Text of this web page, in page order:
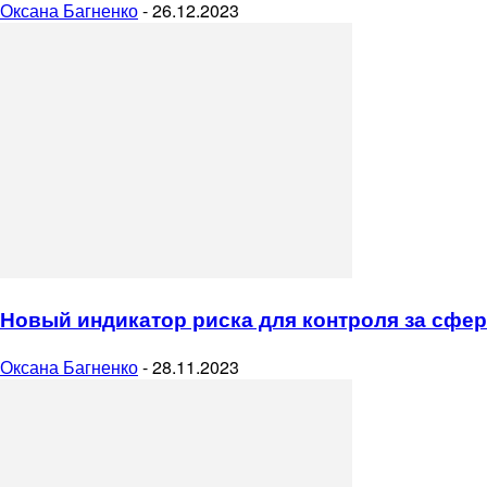
Оксана Багненко-26.12.2023
Новый индикатор риска для контроля за
Оксана Багненко-28.11.2023